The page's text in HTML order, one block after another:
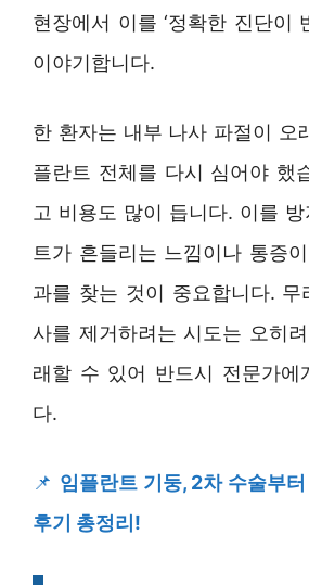
현장에서 이를 ‘정확한 진단이
이야기합니다.
한 환자는 내부 나사 파절이 오
플란트 전체를 다시 심어야 했
고 비용도 많이 듭니다. 이를
트가 흔들리는 느낌이나 통증
과를 찾는 것이 중요합니다.
사를 제거하려는 시도는 오히
래할 수 있어 반드시 전문가에
다.
📌 임플란트 기둥, 2차 수술부
후기 총정리!